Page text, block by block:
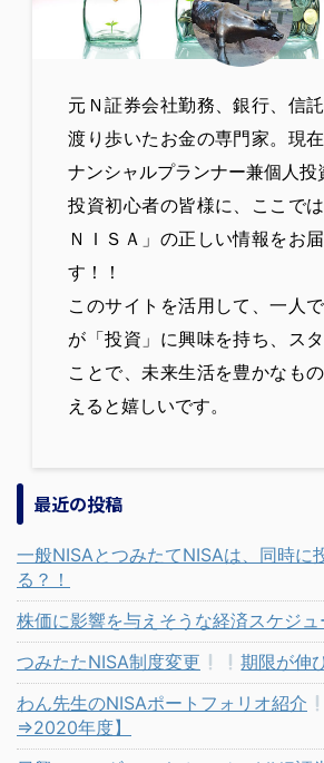
元Ｎ証券会社勤務、銀行、信
渡り歩いたお金の専門家。現
ナンシャルプランナー兼個人投
投資初心者の皆様に、ここで
ＮＩＳＡ」の正しい情報をお
す！！
このサイトを活用して、一人
が「投資」に興味を持ち、ス
ことで、未来生活を豊かなも
えると嬉しいです。
最近の投稿
一般NISAとつみたてNISAは、同時に
る？！
株価に影響を与えそうな経済スケジュ
つみたたNISA制度変更
期限が伸
わん先生のNISAポートフォリオ紹介
⇒2020年度】